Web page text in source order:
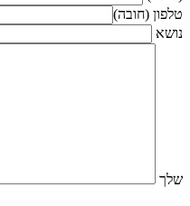
טלפון (חובה)
נושא
שלך